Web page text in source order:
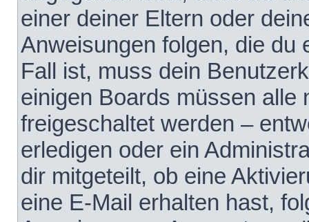
einer deiner Eltern oder
Anweisungen folgen, die du
Fall ist, muss dein
einigen Boards müssen alle
freigeschaltet werden –
erledigen oder ein
dir mitgeteilt, ob eine
eine E-Mail erhalten hast,